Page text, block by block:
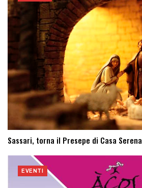
Sassari, torna il Presepe di Casa Serena
EVENTI